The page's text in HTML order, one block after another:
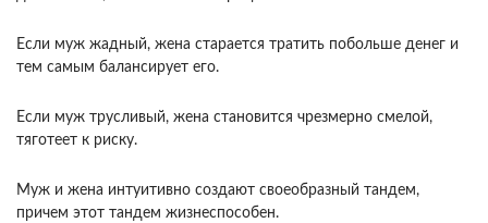
Если муж жадный, жена старается тратить побольше денег и
тем самым балансирует его.
Если муж трусливый, жена становится чрезмерно смелой,
тяготеет к риску.
Муж и жена интуитивно создают своеобразный тандем,
причем этот тандем жизнеспособен.